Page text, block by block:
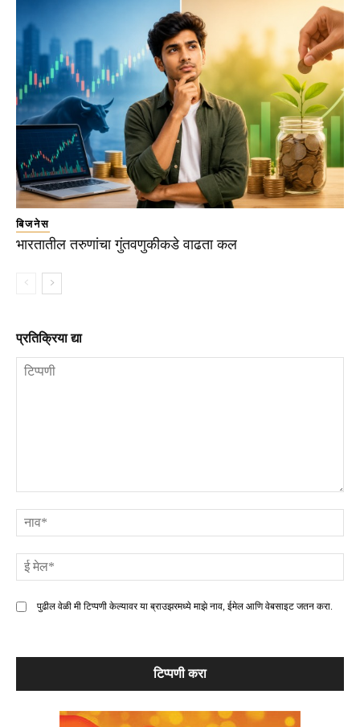
बिजनेस
भारतातील तरुणांचा गुंतवणुकीकडे वाढता कल
प्रतिक्रिया द्या
पुढील वेळी मी टिप्पणी केल्यावर या ब्राउझरमध्ये माझे नाव, ईमेल आणि वेबसाइट जतन करा.